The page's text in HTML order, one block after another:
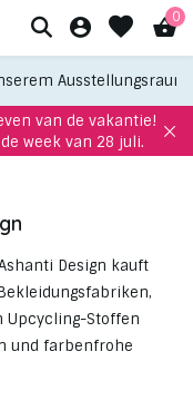
0
Ausstellungsraum
van de vakantie!
week van 28 juli.
Design kauft
Upcycling-Stoffen
und farbenfrohe